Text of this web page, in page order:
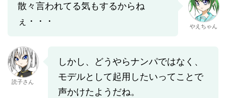
散々言われてる気もするからね
ぇ・・・
やえちゃん
読子さん
しかし、どうやらナンパではなく、
モデルとして起用したいってことで
声かけたようだね。